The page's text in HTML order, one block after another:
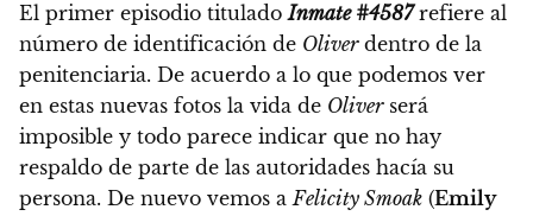
El primer episodio tituladoInmate #4587refiere al
número de identificación de Oliverdentro de la
penitenciaria. De acuerdo a lo que podemos ver
en estas nuevas fotos la vida de Oliverserá
imposible y todo parece indicar que no hay
respaldo de parte de las autoridades hacía su
persona. De nuevo vemos aFelicity Smoak (Emily